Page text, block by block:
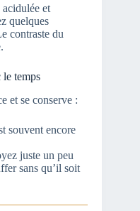
et
quelques
contraste du
le temps
et se conserve :
souvent encore
juste un peu
sans qu’il soit